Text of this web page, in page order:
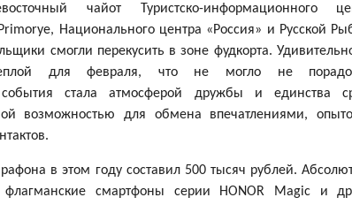
чайот Туристско-информационного
Национального центра «Россия» и Русской
смогли перекусить в зоне фудкорта.
для февраля, что не могло не
сталаатмосферой дружбы и единства
возможностью для обмена впечатлениями,
в этом году составил 500 тысяч рублей.
флагманские смартфоны серии HONOR Magic и